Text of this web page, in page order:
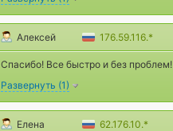
Алексей 176.59.116.*
Спасибо! Все быстро и без проблем!
Развернуть (1)
Елена 62.176.10.*